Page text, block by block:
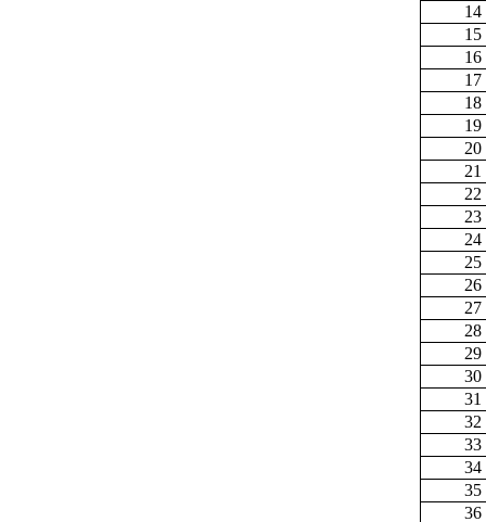
14
15
16
17
18
19
20
21
22
23
24
25
26
27
28
29
30
31
32
33
34
35
36